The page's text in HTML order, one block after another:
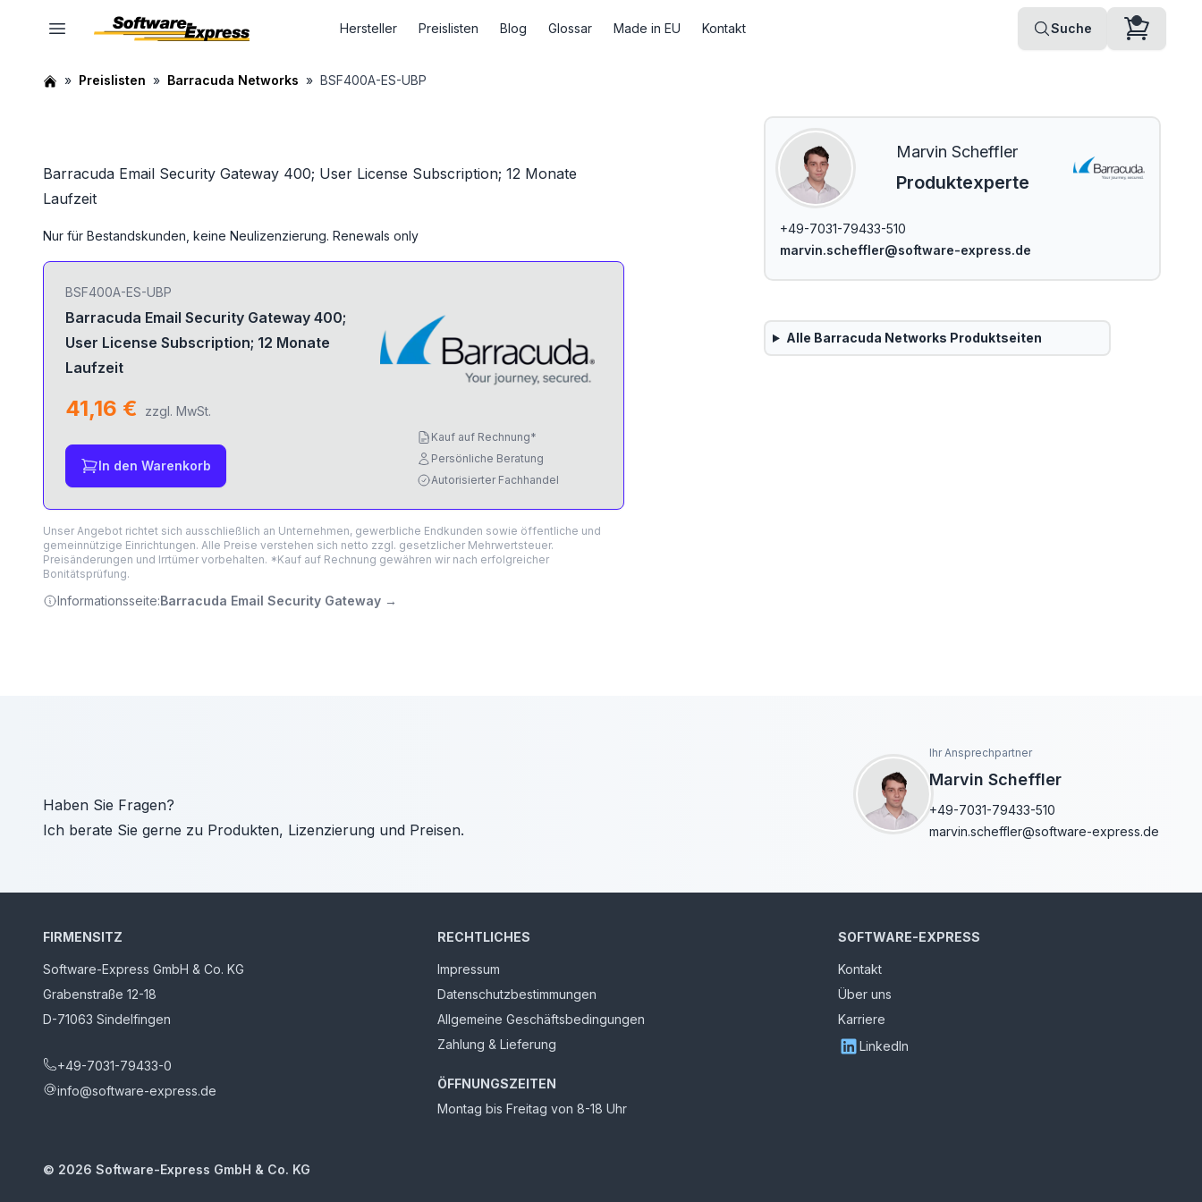
Hersteller Preislisten Blog Glossar Made in EU Kontakt Suche
Preislisten Barracuda Networks BSF400A-ES-UBP
Barracuda Email Security Gateway 400; User License Subscription; 12 Monate
Laufzeit
Nur für Bestandskunden, keine Neulizenzierung. Renewals only
BSF400A-ES-UBP
Barracuda Email Security Gateway 400;
User License Subscription; 12 Monate
Laufzeit
41,16 € zzgl. MwSt.
In den Warenkorb
Kauf auf Rechnung*
Persönliche Beratung
Autorisierter Fachhandel
Unser Angebot richtet sich ausschließlich an Unternehmen, gewerbliche Endkunden sowie öffentliche und
gemeinnützige Einrichtungen. Alle Preise verstehen sich netto zzgl. gesetzlicher Mehrwertsteuer.
Preisänderungen und Irrtümer vorbehalten. *Kauf auf Rechnung gewähren wir nach erfolgreicher
Bonitätsprüfung.
Informationsseite:Barracuda Email Security Gateway →
Marvin Scheffler
Produktexperte
+49-7031-79433-510
marvin.scheffler@software-express.de
Alle Barracuda Networks Produktseiten
Haben Sie Fragen?
Ich berate Sie gerne zu Produkten, Lizenzierung und Preisen.
Ihr Ansprechpartner
Marvin Scheffler
+49-7031-79433-510
marvin.scheffler@software-express.de
FIRMENSITZ
Software-Express GmbH & Co. KG
Grabenstraße 12-18
D-71063 Sindelfingen
+49-7031-79433-0
info@software-express.de
RECHTLICHES
Impressum
Datenschutzbestimmungen
Allgemeine Geschäftsbedingungen
Zahlung & Lieferung
ÖFFNUNGSZEITEN
Montag bis Freitag von 8-18 Uhr
SOFTWARE-EXPRESS
Kontakt
Über uns
Karriere
LinkedIn
© 2026 Software-Express GmbH & Co. KG